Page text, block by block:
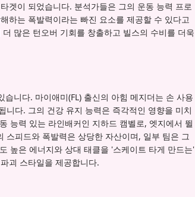
겟이 되었습니다. 분석가들은 그의 운동 능력 프로
하는 폭발력이라는 빠진 요소를 제공할 수 있다고
많은 턴오버 기회를 창출하고 빌스의 수비를 더욱
니다. 마이애미(FL) 출신의 아힘 메지더는 손 사용
다. 그의 건강 유지 능력은 즉각적인 영향을 미치
능력 있는 라인배커인 지하드 캠벨로, 엣지에서 뛸
스피드와 폭발력은 상당한 자산이며, 일부 팀은 그
높은 에너지와 상대 태클을 '스케이트 타게 만드는'
괴 스타일을 제공합니다.